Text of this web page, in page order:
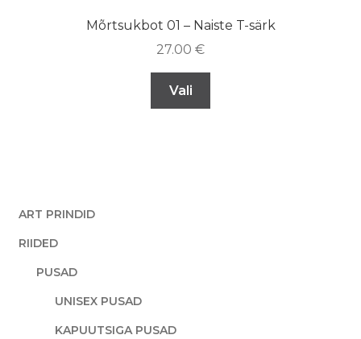
Mõrtsukbot 01 – Naiste T-särk
27.00 €
Vali
ART PRINDID
RIIDED
PUSAD
UNISEX PUSAD
KAPUUTSIGA PUSAD